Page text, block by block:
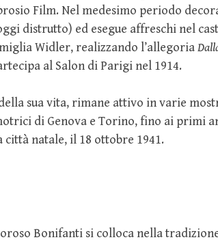
Film. Nel medesimo periodo
distrutto) ed esegue affreschi nel
Widler, realizzando l’allegoria
al Salon di Parigi nel 1914.
sua vita, rimane attivo in varie
di Genova e Torino, fino ai primi
città natale, il 18 ottobre 1941.
Bonifanti si colloca nella